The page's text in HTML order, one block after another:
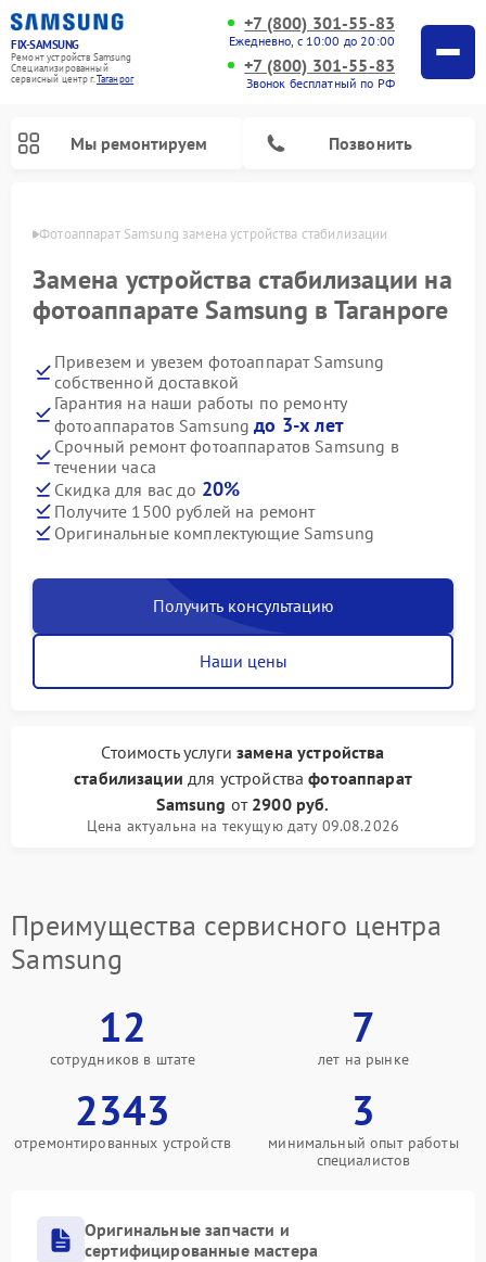
FIX-SAMSUNG
Ремонт устройств Samsung
Специализированный
cервисный центр г.Таганрог
+7 (800) 301-55-83
Ежедневно, с 10:00 до 20:00
+7 (800) 301-55-83
Звонок бесплатный по РФ
Мы ремонтируем Позвонить
Фотоаппарат Samsung замена устройства стабилизации
Замена устройства стабилизации на
фотоаппарате Samsung в Таганроге
Привезем и увезем фотоаппарат Samsung
собственной доставкой
Гарантия на наши работы по ремонту
фотоаппаратов Samsungдо 3-х лет
Срочный ремонт фотоаппаратов Samsung в
течении часа
Скидка для вас до 20%
Получите 1500 рублей на ремонт
Оригинальные комплектующие Samsung
Получить консультацию
Наши цены
Стоимость услуги замена устройства
стабилизации для устройствафотоаппарат
Samsung от 2900 руб.
Цена актуальна на текущую дату 09.08.2026
Преимущества сервисного центра
Samsung
12
сотрудников в штате
7
лет на рынке
2343
отремонтированных устройств
3
минимальный опыт работы
специалистов
Оригинальные запчасти и
сертифицированные мастера